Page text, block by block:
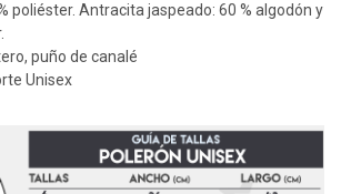
poliéster. Antracita jaspeado: 60 % algodón y
puño de canalé
Unisex